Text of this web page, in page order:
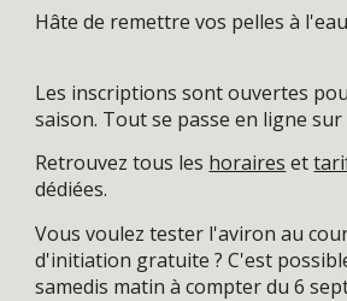
Hâte de remettre vos pelles à
Les inscriptions sont ouvertes
saison. Tout se passe en ligne sur
Retrouvez tous les horaires et
dédiées.
Vous voulez tester l'aviron au
d'initiation gratuite ? C'est
samedis matin à compter du 6